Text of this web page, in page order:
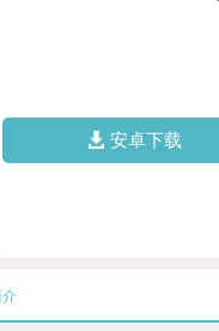
安卓下载